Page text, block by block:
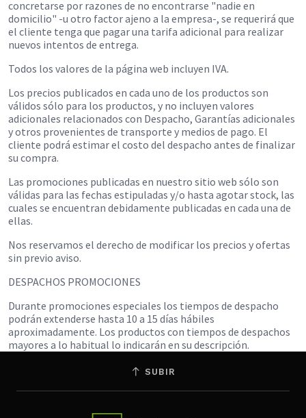
concretarse por razones de no encontrarse "nadie en
domicilio" -u otro factor ajeno a la empresa-, se requerirá que
el cliente tenga que pagar una tarifa adicional para realizar
nuevos intentos de entrega.
Todos los valores de la página web incluyen IVA.
Los precios publicados en cada uno de los productos son
válidos sólo para los productos, y no incluyen valores
adicionales relacionados con Despacho, Garantías adicionales
y otros provenientes de transporte y medios de pago. El
cliente podrá estimar el costo del despacho antes de finalizar
su compra.
Las promociones publicadas en nuestro sitio web sólo son
válidas para las fechas estipuladas y/o hasta agotar stock, las
cuales se encuentran debidamente publicadas en cada una de
ellas.
Nos reservamos el derecho de modificar los precios y ofertas
sin previo aviso.
DESPACHOS PROMOCIONES
Durante promociones especiales los tiempos de despacho
podrán extenderse hasta 10 a 15 días hábiles
aproximadamente. Los productos con tiempos de despachos
mayores a lo habitual lo indicarán en su descripción.
SUBIR